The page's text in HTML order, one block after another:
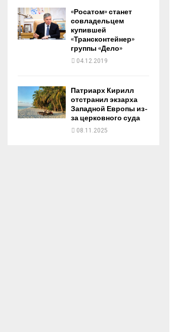
«Росатом» станет
совладельцем
купившей
«Трансконтейнер»
группы «Дело»
04.12.2019
Патриарх Кирилл
отстранил экзарха
Западной Европы из-
за церковного суда
08.11.2025